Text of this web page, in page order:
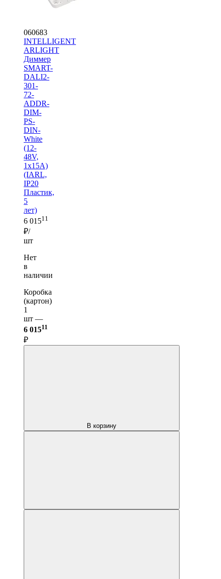
060683
INTELLIGENT
ARLIGHT
Диммер
SMART-
DALI2-
301-
72-
ADDR-
DIM-
PS-
DIN-
White
(12-
48V,
1x15A)
(IARL,
IP20
Пластик,
5
лет)
6 01511
₽/
шт
Нет
в
наличии
Коробка
(картон)
1
шт —
6 01511
₽
В корзину